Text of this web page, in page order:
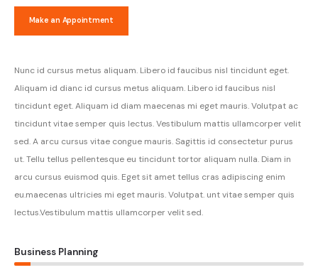
Make an Appointment
Nunc id cursus metus aliquam. Libero id faucibus nisl tincidunt eget.
Aliquam id dianc id cursus metus aliquam. Libero id faucibus nisl
tincidunt eget. Aliquam id diam maecenas mi eget mauris. Volutpat ac
tincidunt vitae semper quis lectus. Vestibulum mattis ullamcorper velit
sed. A arcu cursus vitae congue mauris. Sagittis id consectetur purus
ut. Tellu tellus pellentesque eu tincidunt tortor aliquam nulla. Diam in
arcu cursus euismod quis. Eget sit amet tellus cras adipiscing enim
eu.maecenas ultricies mi eget mauris. Volutpat. unt vitae semper quis
lectus.Vestibulum mattis ullamcorper velit sed.
Business Planning